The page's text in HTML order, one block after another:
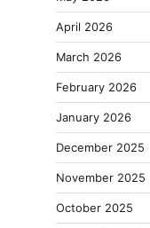
April 2026
March 2026
February 2026
January 2026
December 2025
November 2025
October 2025